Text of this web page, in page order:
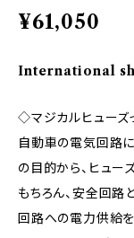
¥61,050
International
◇マジカルヒューズ
自動車の電気回路
の目的から、ヒュー
もちろん、安全回路
回路への電力供給を